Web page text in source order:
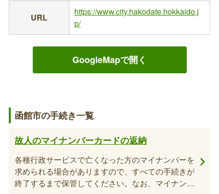
URL
https://www.city.hakodate.hokkaido.j
p/
GoogleMapで開く
函館市の手続き一覧
故人のマイナンバーカードの返納
各種⾏政サービスで亡くなった方のマイナンバーを
求められる場合がありますので、すべての手続きが
終了するまで保管してください。なお、マイナンバ